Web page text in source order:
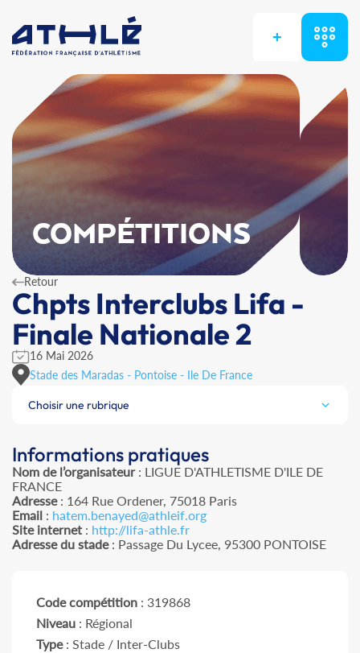
+
COMPÉTITIONS
Retour
Chpts Interclubs Lifa -
Finale Nationale 2
16 Mai 2026
Stade des Maradas - Pontoise - Ile De France
Choisir une rubrique
Informations pratiques
Nom de l’organisateur: LIGUE D'ATHLETISME D'ILE DE
FRANCE
Adresse: 164 Rue Ordener, 75018 Paris
Email : hatem.benayed@athleif.org
Site internet : http://lifa-athle.fr
Adresse du stade: Passage Du Lycee, 95300 PONTOISE
Code compétition : 319868
Niveau : Régional
Type: Stade / Inter-Clubs